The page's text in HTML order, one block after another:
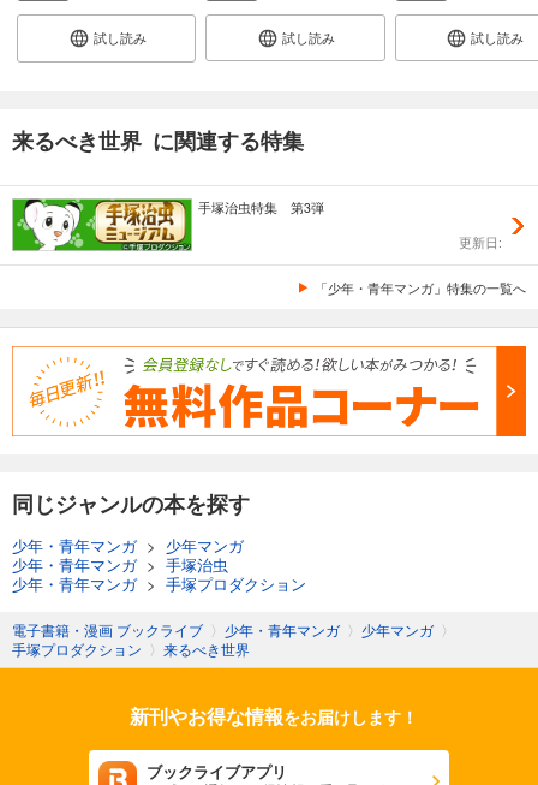
試し読み 試し読み 試し読み
来るべき世界 に関連する特集
手塚治虫特集 第3弾
更新日:
「少年・青年マンガ」特集の一覧へ
同じジャンルの本を探す
少年・青年マンガ> 少年マンガ
少年・青年マンガ> 手塚治虫
少年・青年マンガ> 手塚プロダクション
電子書籍・漫画 ブックライブ 〉 少年・青年マンガ 〉 少年マンガ 〉
手塚プロダクション 〉 来るべき世界
新刊やお得な情報をお届けします！
ブックライブアプリ